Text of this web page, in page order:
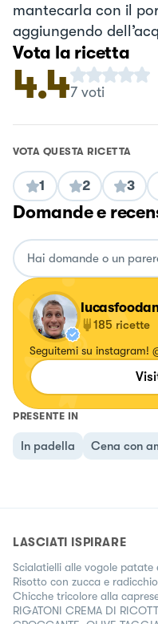
mantecarla con il
aggiungendo
Vota la ricetta
4.47voti
VOTA QUESTA RICETTA
1 2 3
Domande e
185 ricette
Seguitemi su instagram!
PRESENTE IN
In padella Cena con
LASCIATI ISPIRARE
Scialatielli alle vogole patate
Risotto con zucca e radicchio
Chicche tricolore alla
RIGATONI CREMA DI